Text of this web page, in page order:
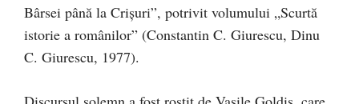
Bârsei până la Crişuri”, potrivit volumului „Scurtă
istorie a românilor” (Constantin C. Giurescu, Dinu
C. Giurescu, 1977).